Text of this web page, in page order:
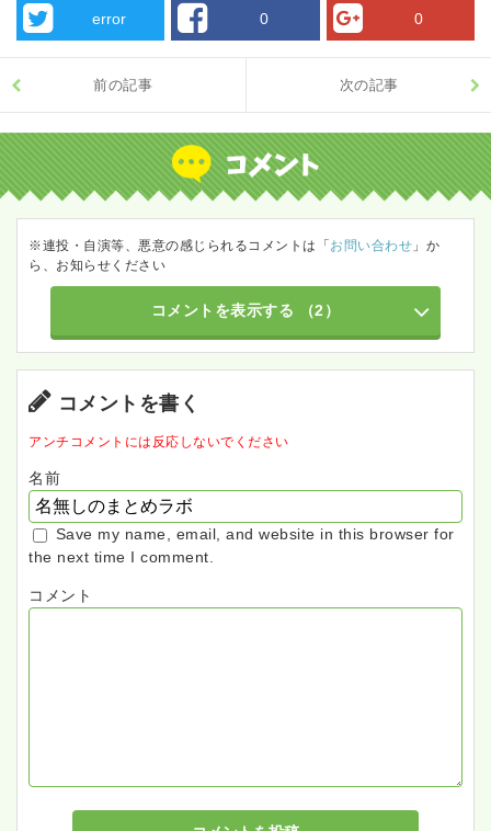
error 0 0
前の記事 次の記事
※連投・自演等、悪意の感じられるコメントは「 お問い合わせ 」か
ら、お知らせください
コメントを表示する （2）
コメントを書く
アンチコメントには反応しないでください
名前
Save my name, email, and website in this browser for
the next time I comment.
コメント